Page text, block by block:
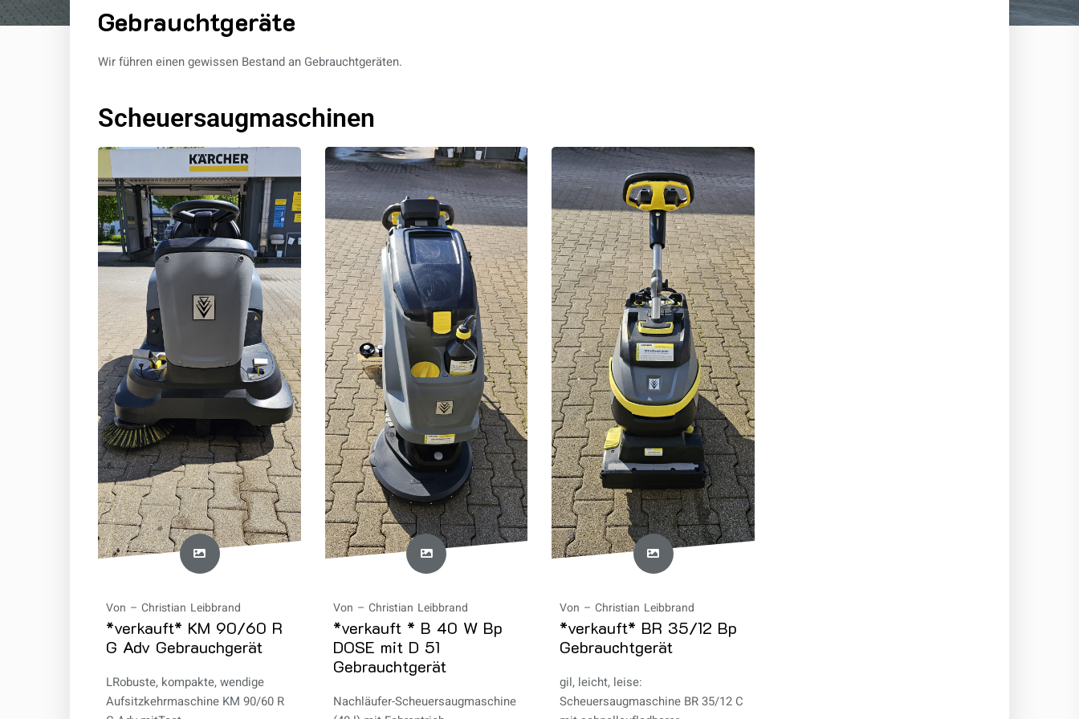
Gebrauchtgeräte
Wir führen einen gewissen Bestand an Gebrauchtgeräten.
Scheuersaugmaschinen
Von – Christian Leibbrand
*verkauft* KM 90/60 R
G Adv Gebrauchgerät
LRobuste, kompakte, wendige
Aufsitzkehrmaschine KM 90/60 R
Von – Christian Leibbrand
*verkauft * B 40 W Bp
DOSE mit D 51
Gebrauchtgerät
Nachläufer-Scheuersaugmaschine
Von – Christian Leibbrand
*verkauft* BR 35/12 Bp
Gebrauchtgerät
gil, leicht, leise:
Scheuersaugmaschine BR 35/12 C